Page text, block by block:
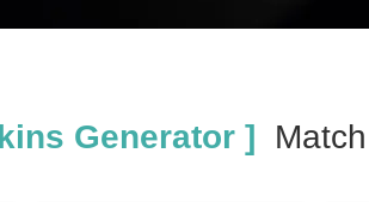
Generator ] Match